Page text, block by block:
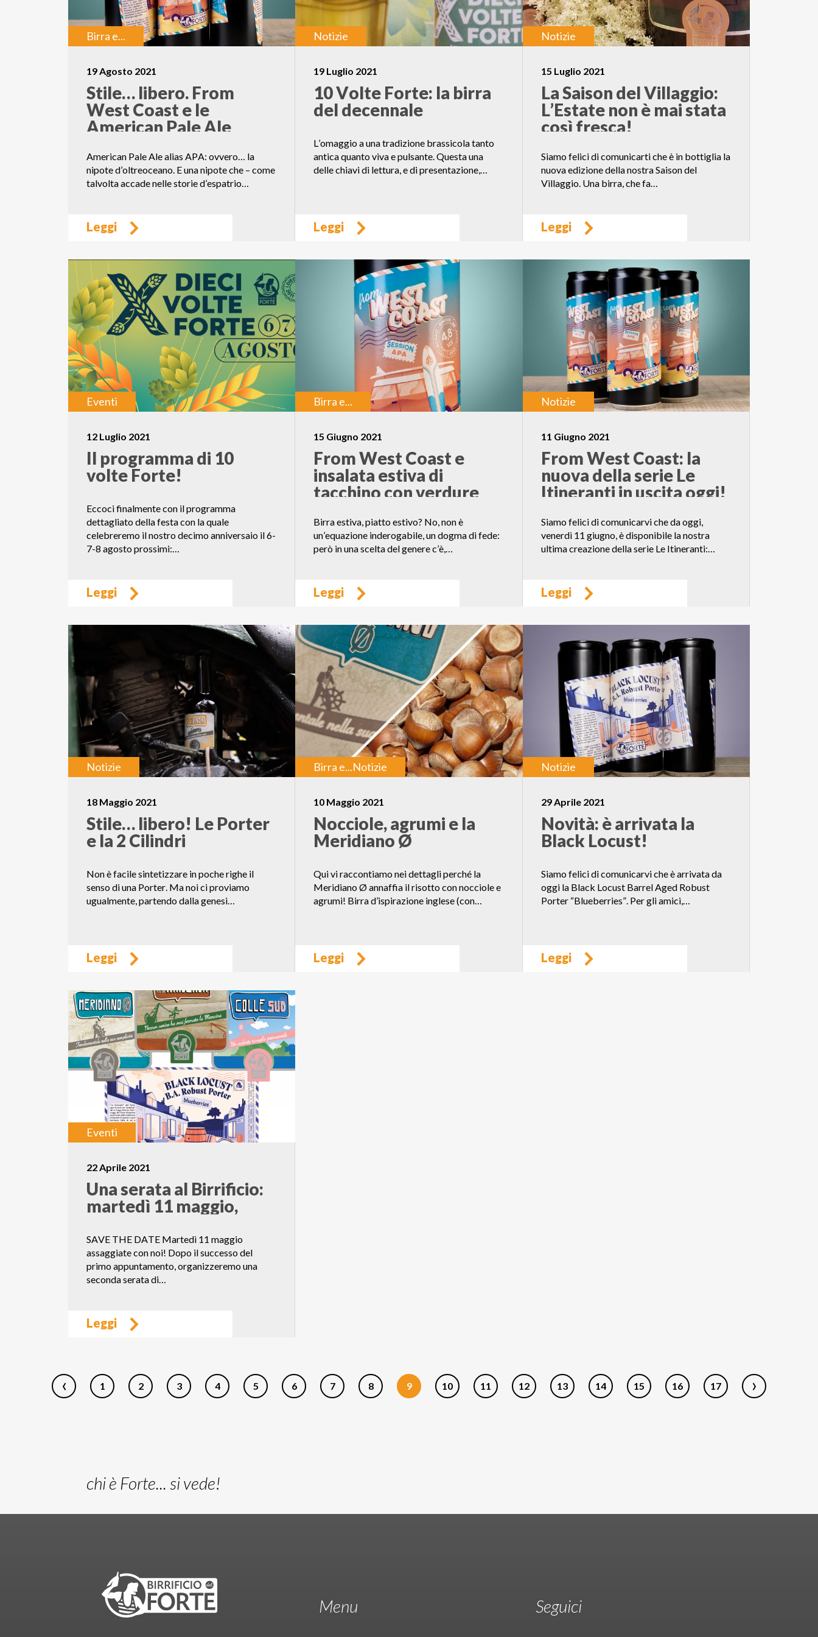
Birra e...
19 Agosto 2021
Stile… libero. From
West Coast e le
American Pale Ale
American Pale Ale alias APA: ovvero… la
nipote d’oltreoceano. E una nipote che – come
talvolta accade nelle storie d’espatrio…
Leggi
Notizie
19 Luglio 2021
10 Volte Forte: la birra
del decennale
L’omaggio a una tradizione brassicola tanto
antica quanto viva e pulsante. Questa una
delle chiavi di lettura, e di presentazione,…
Leggi
Notizie
15 Luglio 2021
La Saison del Villaggio:
L’Estate non è mai stata
così fresca!
Siamo felici di comunicarti che è in bottiglia la
nuova edizione della nostra Saison del
Villaggio. Una birra, che fa…
Leggi
Eventi
12 Luglio 2021
Il programma di 10
volte Forte!
Eccoci finalmente con il programma
dettagliato della festa con la quale
celebreremo il nostro decimo anniversaio il 6-
7-8 agosto prossimi:…
Leggi
Birra e...
15 Giugno 2021
From West Coast e
insalata estiva di
tacchino con verdure
Birra estiva, piatto estivo? No, non è
un’equazione inderogabile, un dogma di fede:
però in una scelta del genere c’è,…
Leggi
Notizie
11 Giugno 2021
From West Coast: la
nuova della serie Le
Itineranti in uscita oggi!
Siamo felici di comunicarvi che da oggi,
venerdì 11 giugno, è disponibile la nostra
ultima creazione della serie Le Itineranti:…
Leggi
Notizie
18 Maggio 2021
Stile… libero! Le Porter
e la 2 Cilindri
Non è facile sintetizzare in poche righe il
senso di una Porter. Ma noi ci proviamo
ugualmente, partendo dalla genesi…
Leggi
Birra e...Notizie
10 Maggio 2021
Nocciole, agrumi e la
Meridiano Ø
Qui vi raccontiamo nei dettagli perché la
Meridiano Ø annaffia il risotto con nocciole e
agrumi! Birra d’ispirazione inglese (con…
Leggi
Notizie
29 Aprile 2021
Novità: è arrivata la
Black Locust!
Siamo felici di comunicarvi che è arrivata da
oggi la Black Locust Barrel Aged Robust
Porter “Blueberries”. Per gli amici,…
Leggi
Eventi
22 Aprile 2021
Una serata al Birrificio:
martedì 11 maggio,
SAVE THE DATE Martedì 11 maggio
assaggiate con noi! Dopo il successo del
primo appuntamento, organizzeremo una
seconda serata di…
Leggi
‹ 1 2 3 4 5 6 7 8 9 10 11 12 13 14 15 16 17 ›
chi è Forte... si vede!
Menu Seguici